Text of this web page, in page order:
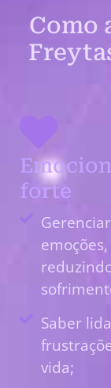
Como
forte
emoções,
Saber
vida;